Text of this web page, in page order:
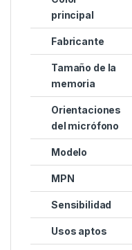
principal
Fabricante
Tamaño de la
memoria
Orientaciones
del micrófono
Modelo
MPN
Sensibilidad
Usos aptos